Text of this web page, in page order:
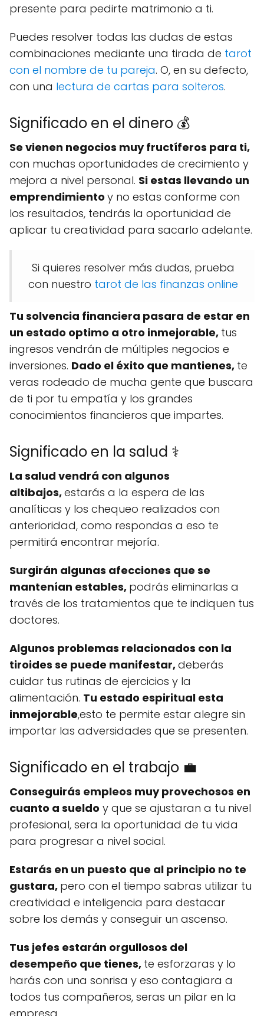
presente para pedirte matrimonio a ti.
Puedes resolver todas las dudas de estas
combinaciones mediante una tirada de tarot
con el nombre de tu pareja. O, en su defecto,
con una lectura de cartas para solteros.
Significado en el dinero 💰
Se vienen negocios muy fructíferos para ti,
con muchas oportunidades de crecimiento y
mejora a nivel personal. Si estas llevando un
emprendimiento y no estas conforme con
los resultados, tendrás la oportunidad de
aplicar tu creatividad para sacarlo adelante.
Si quieres resolver más dudas, prueba
con nuestro tarot de las finanzas online
Tu solvencia financiera pasara de estar en
un estado optimo a otro inmejorable, tus
ingresos vendrán de múltiples negocios e
inversiones. Dado el éxito que mantienes, te
veras rodeado de mucha gente que buscara
de ti por tu empatía y los grandes
conocimientos financieros que impartes.
Significado en la salud ⚕️
La salud vendrá con algunos
altibajos,estarás a la espera de las
analíticas y los chequeo realizados con
anterioridad, como respondas a eso te
permitirá encontrar mejoría.
Surgirán algunas afecciones que se
mantenían estables, podrás eliminarlas a
través de los tratamientos que te indiquen tus
doctores.
Algunos problemas relacionados con la
tiroides se puede manifestar,deberás
cuidar tus rutinas de ejercicios y la
alimentación. Tu estado espiritual esta
inmejorable,esto te permite estar alegre sin
importar las adversidades que se presenten.
Significado en el trabajo 💼
Conseguirás empleos muy provechosos en
cuanto a sueldo y que se ajustaran a tu nivel
profesional, sera la oportunidad de tu vida
para progresar a nivel social.
Estarás en un puesto que al principio no te
gustara, pero con el tiempo sabras utilizar tu
creatividad e inteligencia para destacar
sobre los demás y conseguir un ascenso.
Tus jefes estarán orgullosos del
desempeño que tienes, te esforzaras y lo
harás con una sonrisa y eso contagiara a
todos tus compañeros, seras un pilar en la